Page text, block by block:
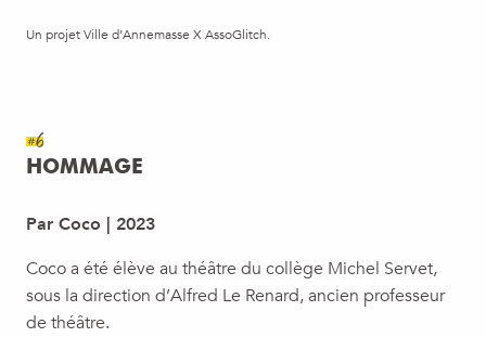
Un projet Ville d’Annemasse X AssoGlitch.
#6
HOMMAGE
Par Coco | 2023
Coco a été élève au théâtre du collège Michel Servet,
sous la direction d’Alfred Le Renard, ancien professeur
de théâtre.